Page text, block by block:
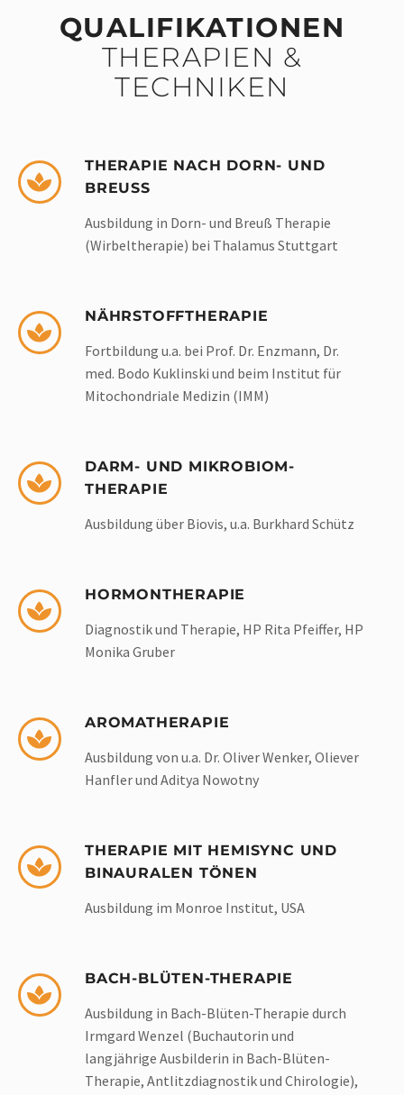
QUALIFIKATIONEN
THERAPIEN &
TECHNIKEN
THERAPIE NACH DORN- UND
BREUSS
Ausbildung in Dorn- und Breuß Therapie
(Wirbeltherapie) bei Thalamus Stuttgart
NÄHRSTOFFTHERAPIE
Fortbildung u.a. bei Prof. Dr. Enzmann, Dr.
med. Bodo Kuklinski und beim Institut für
Mitochondriale Medizin (IMM)
DARM- UND MIKROBIOM-
THERAPIE
Ausbildung über Biovis, u.a. Burkhard Schütz
HORMONTHERAPIE
Diagnostik und Therapie, HP Rita Pfeiffer, HP
Monika Gruber
AROMATHERAPIE
Ausbildung von u.a. Dr. Oliver Wenker, Oliever
Hanfler und Aditya Nowotny
THERAPIE MIT HEMISYNC UND
BINAURALEN TÖNEN
Ausbildung im Monroe Institut, USA
BACH-BLÜTEN-THERAPIE
Ausbildung in Bach-Blüten-Therapie durch
Irmgard Wenzel (Buchautorin und
langjährige Ausbilderin in Bach-Blüten-
Therapie, Antlitzdiagnostik und Chirologie),